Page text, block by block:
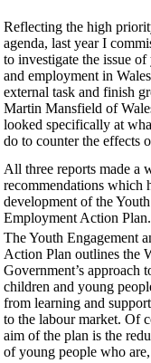
Reflecting the high
agenda, last year I
to investigate the issue
and employment in
external task and finish
Martin Mansfield of
looked specifically at
do to counter the effects
All three reports made a
recommendations which
development of the
Employment Action Plan.
The Youth Engagement
Action Plan outlines the
Government’s approach
children and young
from learning and
to the labour market. Of
aim of the plan is the
of young people who